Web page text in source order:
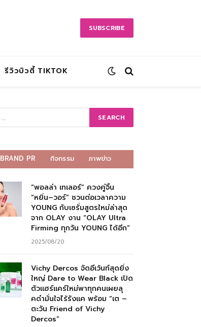
SUBSCRIBE
รีวิวบิวตี้ TIKTOK
BRAND PR กิจกรรม ภาพข่าว
“พอลล่า เทเลอร์” ควงคู่จิ้น
“หยิ่น–วอร์” ชวนต่อเวลาความ
YOUNG กับเซรั่มสูตรใหม่ล่าสุด
จาก OLAY งาน “OLAY Ultra
Firming ทุกวัน YOUNG ได้อีก”
2025/08/20
Vichy Dercos จัดอีเว้นท์สุดยิ่ง
ใหญ่ Dare to Wear Black เปิด
ตัวแฮร์แคร์ใหม่พาทุกคนเผยลุ
คดำมั่นใจไร้รังแค พร้อม “เต –
ตะวัน Friend of Vichy
Dercos”